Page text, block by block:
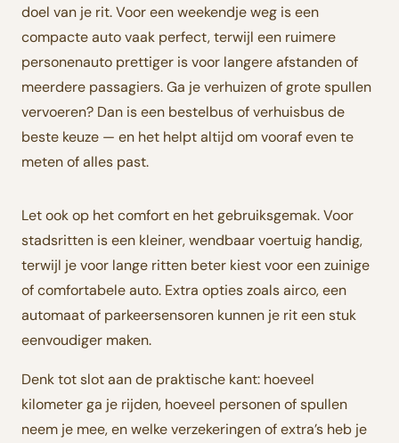
doel van je rit. Voor een weekendje weg is een
compacte auto vaak perfect, terwijl een ruimere
personenauto prettiger is voor langere afstanden of
meerdere passagiers. Ga je verhuizen of grote spullen
vervoeren? Dan is een bestelbus of verhuisbus de
beste keuze — en het helpt altijd om vooraf even te
meten of alles past.
Let ook op het comfort en het gebruiksgemak. Voor
stadsritten is een kleiner, wendbaar voertuig handig,
terwijl je voor lange ritten beter kiest voor een zuinige
of comfortabele auto. Extra opties zoals airco, een
automaat of parkeersensoren kunnen je rit een stuk
eenvoudiger maken.
Denk tot slot aan de praktische kant: hoeveel
kilometer ga je rijden, hoeveel personen of spullen
neem je mee, en welke verzekeringen of extra’s heb je